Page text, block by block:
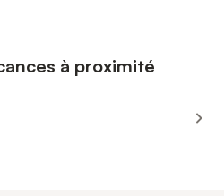
à proximité